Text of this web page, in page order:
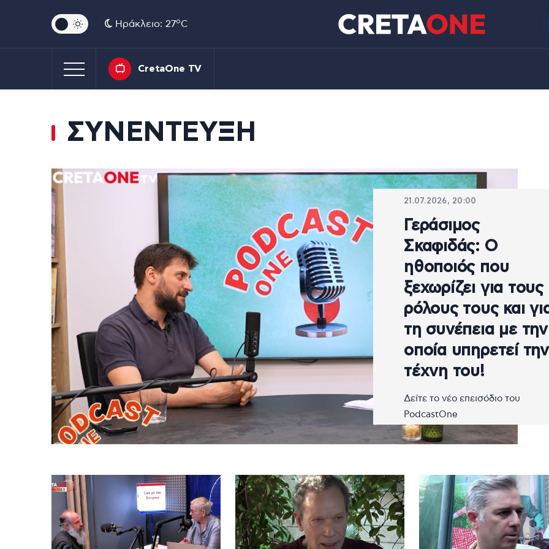
Ηράκλειο: 27oC
CretaOne TV
ΣΥΝΕΝΤΕΥΞΗ
21.07.2026, 20:00
Γεράσιμος
Σκαφιδάς: Ο
ηθοποιός που
ξεχωρίζει για τους
ρόλους τους και
τη συνέπεια με την
οποία υπηρετεί την
τέχνη του!
Δείτε το νέο επεισόδιο του
PodcastOne